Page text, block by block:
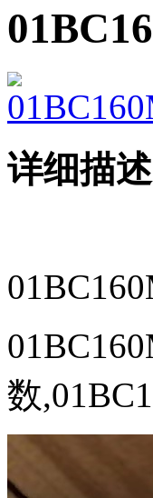
详细描述
数